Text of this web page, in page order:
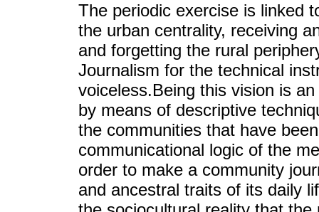
The periodic exercise is linked
the urban centrality, receiving
and forgetting the rural
Journalism for the technical
voiceless.Being this vision is
by means of descriptive
the communities that have
communicational logic of the
order to make a community
and ancestral traits of its daily